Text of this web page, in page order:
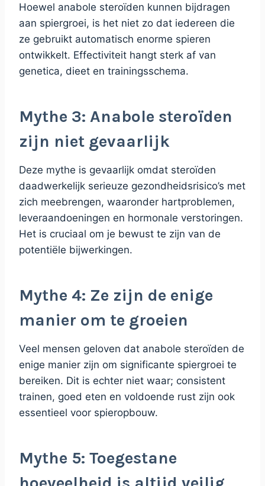
Hoewel anabole steroïden kunnen bijdragen
aan spiergroei, is het niet zo dat iedereen die
ze gebruikt automatisch enorme spieren
ontwikkelt. Effectiviteit hangt sterk af van
genetica, dieet en trainingsschema.
Mythe 3: Anabole steroïden
zijn niet gevaarlijk
Deze mythe is gevaarlijk omdat steroïden
daadwerkelijk serieuze gezondheidsrisico’s met
zich meebrengen, waaronder hartproblemen,
leveraandoeningen en hormonale verstoringen.
Het is cruciaal om je bewust te zijn van de
potentiële bijwerkingen.
Mythe 4: Ze zijn de enige
manier om te groeien
Veel mensen geloven dat anabole steroïden de
enige manier zijn om significante spiergroei te
bereiken. Dit is echter niet waar; consistent
trainen, goed eten en voldoende rust zijn ook
essentieel voor spieropbouw.
Mythe 5: Toegestane